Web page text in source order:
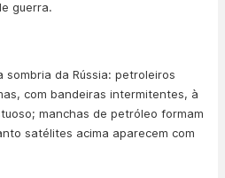
guerra.
da Rússia: petroleiros
com bandeiras intermitentes, à
manchas de petróleo formam
satélites acima aparecem com